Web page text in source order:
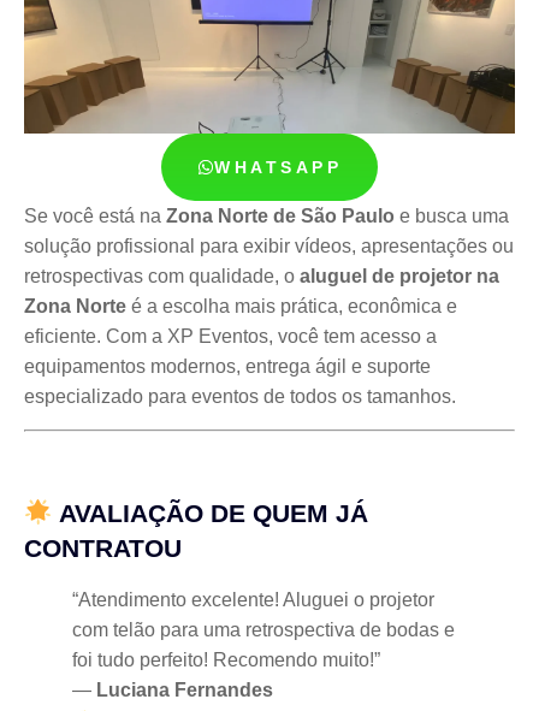
WHATSAPP
Se você está na Zona Norte de São Paulo e busca uma
solução profissional para exibir vídeos, apresentações ou
retrospectivas com qualidade, o aluguel de projetor na
Zona Norte é a escolha mais prática, econômica e
eficiente. Com a XP Eventos, você tem acesso a
equipamentos modernos, entrega ágil e suporte
especializado para eventos de todos os tamanhos.
AVALIAÇÃO DE QUEM JÁ
CONTRATOU
“Atendimento excelente! Aluguei o projetor
com telão para uma retrospectiva de bodas e
foi tudo perfeito! Recomendo muito!”
— Luciana Fernandes